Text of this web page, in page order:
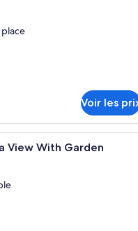
place
Voir les
Articles gratuits dans le mini-
View With Garden